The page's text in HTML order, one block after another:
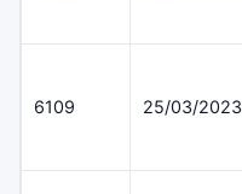
6109 25/03/2023